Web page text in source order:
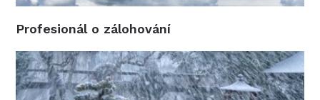
Profesionál o zálohování